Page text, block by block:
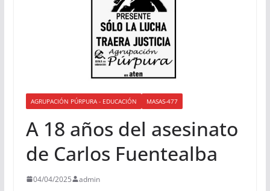
AGRUPACIÓN PÚRPURA - EDUCACIÓN MASAS-477
A 18 años del asesinato
de Carlos Fuentealba
04/04/2025 admin